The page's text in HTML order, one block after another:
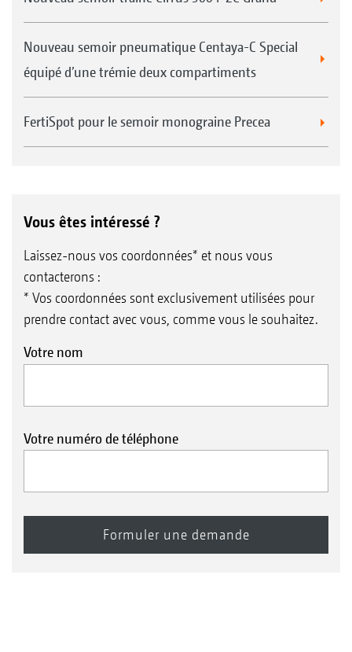
Nouveau semoir pneumatique Centaya-C Special
équipé d’une trémie deux compartiments
FertiSpot pour le semoir monograine Precea
Vous êtes intéressé ?
Laissez-nous vos coordonnées* et nous vous
contacterons :
* Vos coordonnées sont exclusivement utilisées pour
prendre contact avec vous, comme vous le souhaitez.
Votre nom
Votre numéro de téléphone